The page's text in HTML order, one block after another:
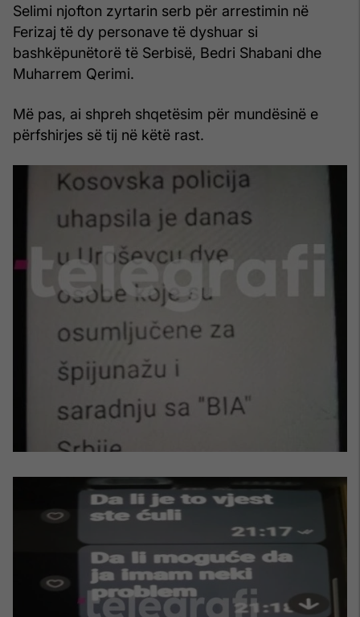
Selimi njofton zyrtarin serb për arrestimin në
Ferizaj të dy personave të dyshuar si
bashkëpunëtorë të Serbisë, Bedri Shabani dhe
Muharrem Qerimi.
Më pas, ai shpreh shqetësim për mundësinë e
përfshirjes së tij në këtë rast.